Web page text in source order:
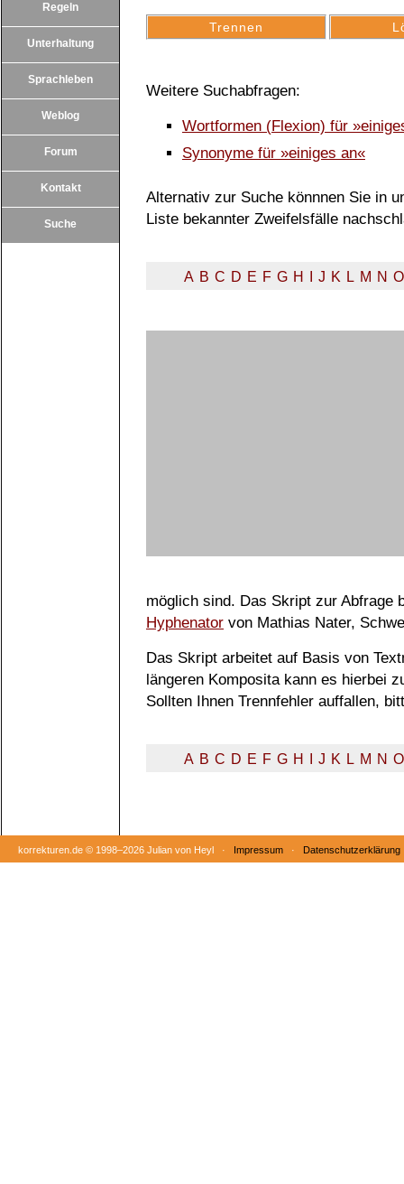
Regeln
Unterhaltung
Sprachleben
Weblog
Forum
Kontakt
Suche
Weitere Suchabfragen:
Wortformen (Flexion) für
Synonyme für »einiges an«
Alternativ zur Suche könnnen Sie in
Liste bekannter Zweifelsfälle
A B C D E F G H J K L M N O
möglich sind. Das Skript zur Abfrage
Hyphenator von Mathias Nater,
Das Skript arbeitet auf Basis von
längeren Komposita kann es hierbei
Sollten Ihnen Trennfehler auffallen,
A B C D E F G H J K L M N O
korrekturen.de © 1998–2026 Julian von Heyl · Impressum · Datenschutzerklärung